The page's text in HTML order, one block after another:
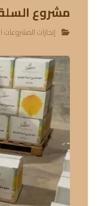
مشروع السلة
إنجازات المشروعات